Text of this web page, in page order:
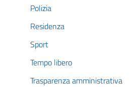
Polizia
Residenza
Sport
Tempo libero
Trasparenza amministrativa